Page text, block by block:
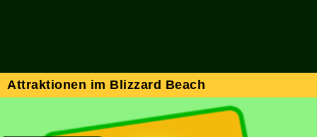
Attraktionen im Blizzard Beach